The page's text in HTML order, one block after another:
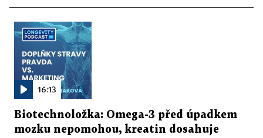
16:13
Biotechnoložka: Omega-3 před úpadkem
mozku nepomohou, kreatin dosahuje